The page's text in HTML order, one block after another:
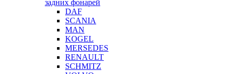
задних фонарей
DAF
SCANIA
MAN
KOGEL
MERSEDES
RENAULT
SCHMITZ